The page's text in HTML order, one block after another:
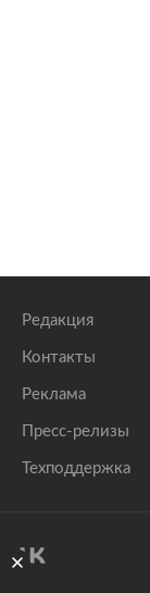
Редакция
Контакты
Реклама
Пресс-релизы
Техподдержка